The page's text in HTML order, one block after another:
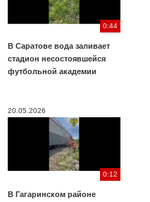
0:44
В Саратове вода заливает
стадион несостоявшейся
футбольной академии
20.05.2026
0:12
В Гагаринском районе